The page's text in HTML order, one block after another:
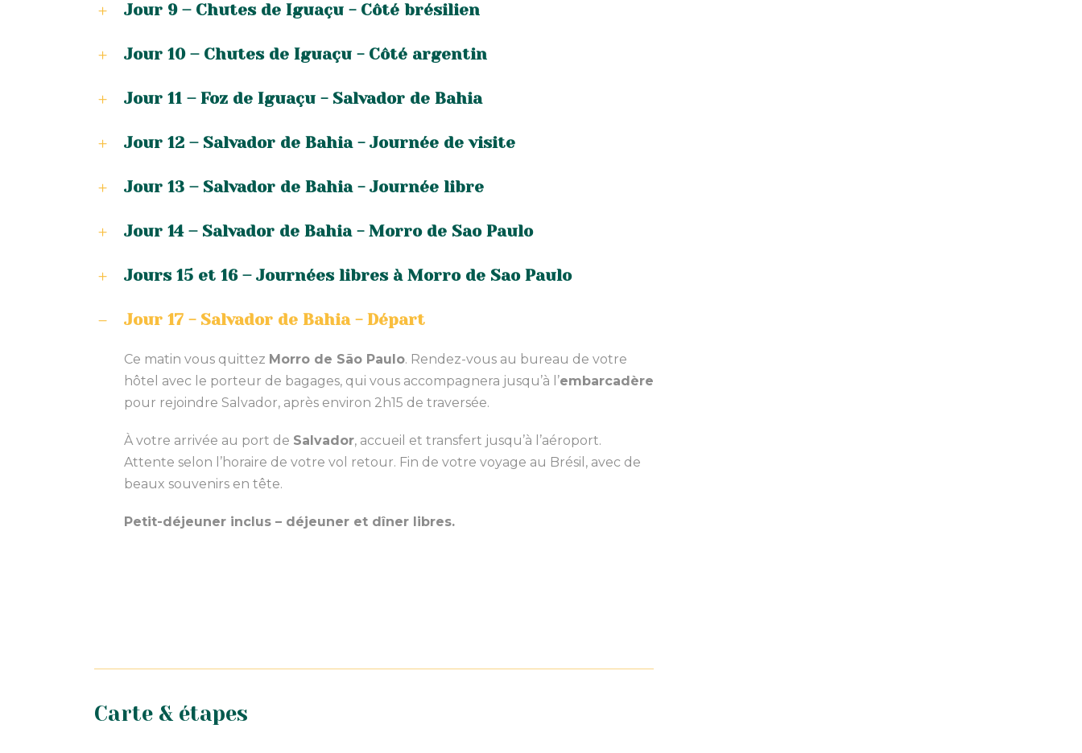
Jour 9 – Chutes de Iguaçu - Côté brésilien
Jour 10 – Chutes de Iguaçu - Côté argentin
Jour 11 – Foz de Iguaçu - Salvador de Bahia
Jour 12 – Salvador de Bahia - Journée de visite
Jour 13 – Salvador de Bahia - Journée libre
Jour 14 – Salvador de Bahia - Morro de Sao Paulo
Jours 15 et 16 – Journées libres à Morro de Sao Paulo
Jour 17 - Salvador de Bahia - Départ
Ce matin vous quittez Morro de São Paulo. Rendez-vous au bureau de votre
hôtel avec le porteur de bagages, qui vous accompagnera jusqu’à l’embarcadère
pour rejoindre Salvador, après environ 2h15 de traversée.
À votre arrivée au port de Salvador, accueil et transfert jusqu’à l’aéroport.
Attente selon l’horaire de votre vol retour. Fin de votre voyage au Brésil, avec de
beaux souvenirs en tête.
Petit-déjeuner inclus – déjeuner et dîner libres.
Carte & étapes